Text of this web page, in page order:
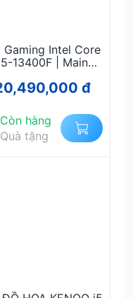
Gaming Intel Core
13400F | Main
3050 6GB | SSD
512GB | Nguồn
650W - Máy Tính
Game, Thiết Kế
Làm Việc Đa
đ
Còn hàng
Quà tặng